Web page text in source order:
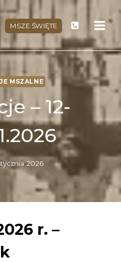
MSZE ŚWIĘTE
MSZALNE
– 12-
2026
r. –